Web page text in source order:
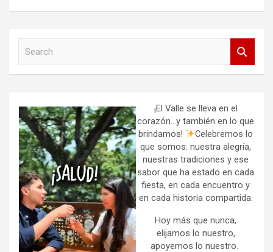
h
¡El Valle se lleva en el
corazón…y también en lo que
brindamos!
Celebremos lo
que somos: nuestra alegría,
nuestras tradiciones y ese
sabor que ha estado en cada
fiesta, en cada encuentro y
en cada historia compartida.
Hoy más que nunca,
elijamos lo nuestro,
apoyemos lo nuestro.